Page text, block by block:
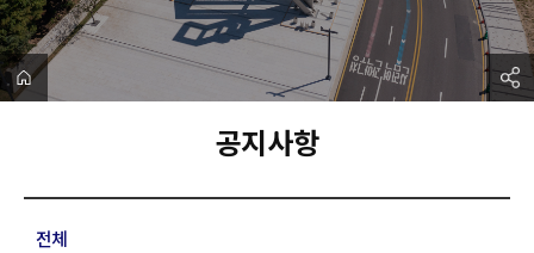
공지사항
전체